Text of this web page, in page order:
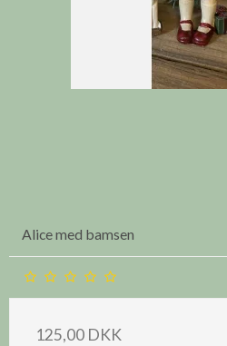
Alice med bamsen
125,00 DKK